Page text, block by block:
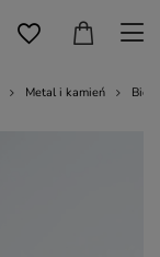
Metal i kamień